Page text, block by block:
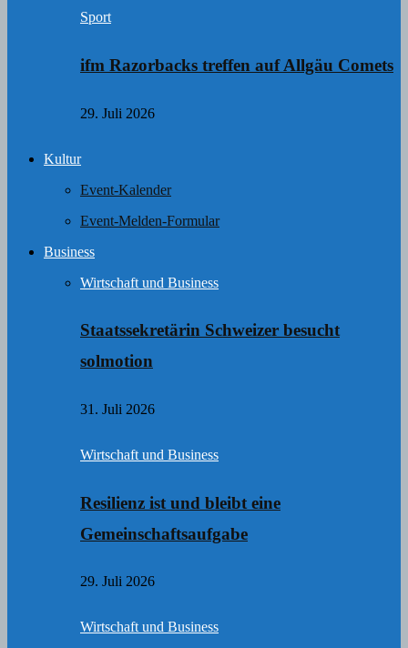
Sport
ifm Razorbacks treffen auf Allgäu Comets
29. Juli 2026
Kultur
Event-Kalender
Event-Melden-Formular
Business
Wirtschaft und Business
Staatssekretärin Schweizer besucht
solmotion
31. Juli 2026
Wirtschaft und Business
Resilienz ist und bleibt eine
Gemeinschaftsaufgabe
29. Juli 2026
Wirtschaft und Business